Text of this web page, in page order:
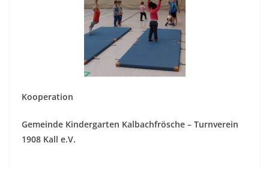
Kooperation
Gemeinde Kindergarten Kalbachfrösche – Turnverein
1908 Kall e.V.